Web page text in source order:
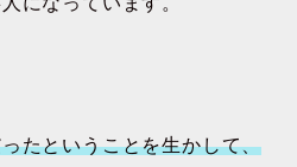
たということを生かして、